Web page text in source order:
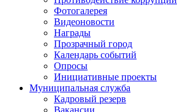
Фотогалерея
Видеоновости
Награды
Прозрачный город
Календарь событий
Опросы
Инициативные проекты
Муниципальная служба
Кадровый резерв
Вакансии